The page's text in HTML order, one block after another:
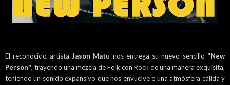
El reconocido artista Jason Matu nos entrega su nuevo sencillo "New
Person", trayendo una mezcla de Folk con Rock de una manera exquisita,
teniendo un sonido expansivo que nos envuelve e una atmósfera cálida y